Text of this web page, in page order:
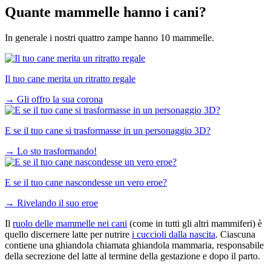
Quante mammelle hanno i cani?
In generale i nostri quattro zampe hanno 10 mammelle.
Il tuo cane merita un ritratto regale
→ Gli offro la sua corona
E se il tuo cane si trasformasse in un personaggio 3D?
→ Lo sto trasformando!
E se il tuo cane nascondesse un vero eroe?
→ Rivelando il suo eroe
Il ruolo delle mammelle nei cani (come in tutti gli altri mammiferi) è
quello discernere latte per nutrire i cuccioli dalla nascita. Ciascuna
contiene una ghiandola chiamata ghiandola mammaria, responsabile
della secrezione del latte al termine della gestazione e dopo il parto.